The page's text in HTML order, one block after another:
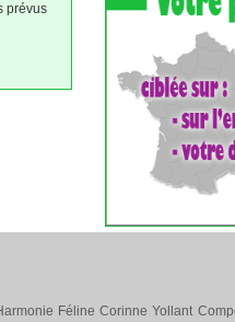
prévus
Féline Corinne Yollant